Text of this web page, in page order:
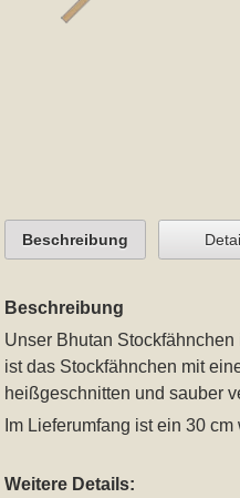
Beschreibung
Beschreibung
Unser Bhutan
ist das Stockfähnchen mit
heißgeschnitten und sauber
Im Lieferumfang ist ein 30
Weitere Details: